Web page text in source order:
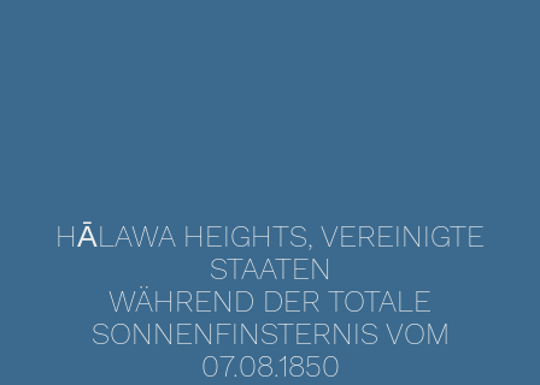
HĀLAWA HEIGHTS, VEREINIGTE
STAATEN
WÄHREND DER TOTALE
SONNENFINSTERNIS VOM
07.08.1850